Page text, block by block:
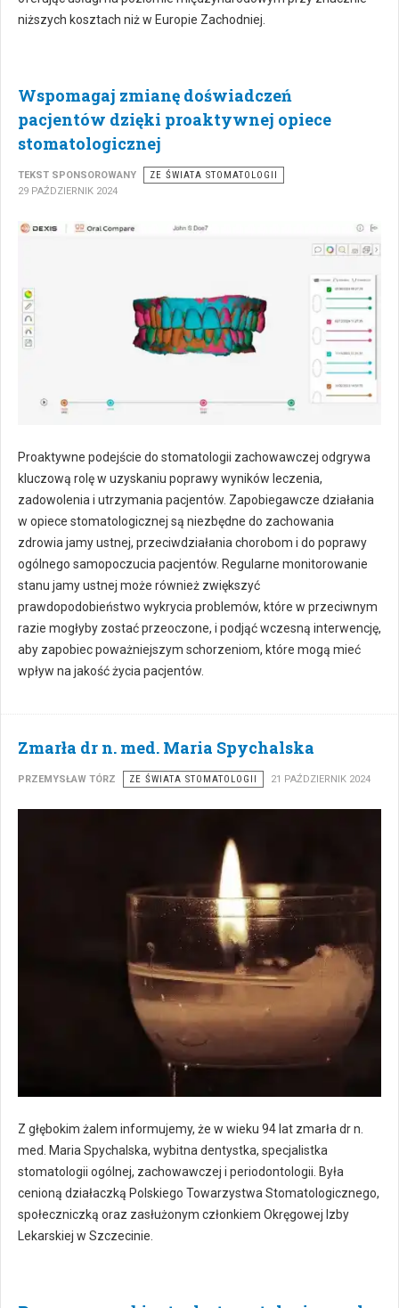
niższych kosztach niż w Europie Zachodniej.
Wspomagaj zmianę doświadczeń
pacjentów dzięki proaktywnej opiece
stomatologicznej
TEKST SPONSOROWANY
ZE ŚWIATA STOMATOLOGII
29 PAŹDZIERNIK 2024
Proaktywne podejście do stomatologii zachowawczej odgrywa
kluczową rolę w uzyskaniu poprawy wyników leczenia,
zadowolenia i utrzymania pacjentów. Zapobiegawcze działania
w opiece stomatologicznej są niezbędne do zachowania
zdrowia jamy ustnej, przeciwdziałania chorobom i do poprawy
ogólnego samopoczucia pacjentów. Regularne monitorowanie
stanu jamy ustnej może również zwiększyć
prawdopodobieństwo wykrycia problemów, które w przeciwnym
razie mogłyby zostać przeoczone, i podjąć wczesną interwencję,
aby zapobiec poważniejszym schorzeniom, które mogą mieć
wpływ na jakość życia pacjentów.
Zmarła dr n. med. Maria Spychalska
PRZEMYSŁAW TÓRZ ZE ŚWIATA STOMATOLOGII 21 PAŹDZIERNIK 2024
Z głębokim żalem informujemy, że w wieku 94 lat zmarła dr n.
med. Maria Spychalska, wybitna dentystka, specjalistka
stomatologii ogólnej, zachowawczej i periodontologii. Była
cenioną działaczką Polskiego Towarzystwa Stomatologicznego,
społeczniczką oraz zasłużonym członkiem Okręgowej Izby
Lekarskiej w Szczecinie.